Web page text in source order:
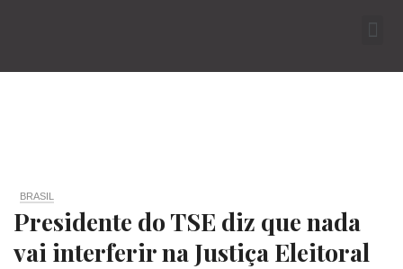
BRASIL
Presidente do TSE diz que nada
vai interferir na Justiça Eleitoral